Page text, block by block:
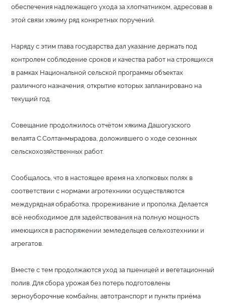
обеспечения надлежащего ухода за хлопчатником, адресовав в
этой связи хякиму ряд конкретных поручений.
Наряду с этим глава государства дал указание держать под
контролем соблюдение сроков и качества работ на строящихся
в рамках Национальной сельской программы объектах
различного назначения, открытие которых запланировано на
текущий год.
Совещание продолжилось отчётом хякима Дашогузского
велаята С.Солтанмырадова, доложившего о ходе сезонных
сельскохозяйственных работ.
Сообщалось, что в настоящее время на хлопковых полях в
соответствии с нормами агротехники осуществляются
междурядная обработка, прореживание и прополка. Делается
всё необходимое для задействования на полную мощность
имеющихся в распоряжении земледельцев сельхозтехники и
агрегатов.
Вместе с тем продолжаются уход за пшеницей и вегетационный
полив. Для сбора урожая без потерь подготовлены
зерноуборочные комбайны, автотранспорт и пункты приёма